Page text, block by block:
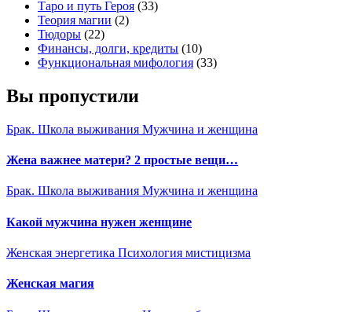
Таро и путь Героя (33)
Теория магии (2)
Тюдоры (22)
Финансы, долги, кредиты (10)
Функциональная мифология (33)
Вы пропустили
Брак. Школа выживания Мужчина и женщина
Жена важнее матери? 2 простые вещи…
Брак. Школа выживания Мужчина и женщина
Какой мужчина нужен женщине
Женская энергетика Психология мистицизма
Женская магия